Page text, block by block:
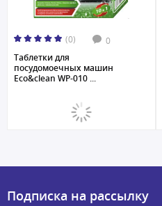
(0) 0
Таблетки для
посудомоечных машин
Eco&clean WP-010 ...
Подписка на рассылку